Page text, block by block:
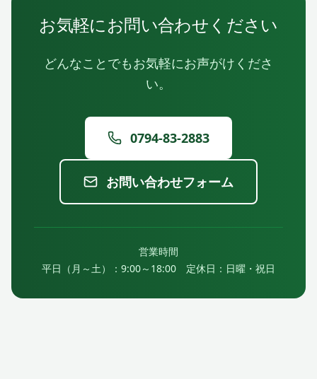
お気軽にお問い合わせください
どんなことでもお気軽にお声がけくださ
い。
0794-83-2883
お問い合わせフォーム
営業時間
平日（月～土）：9:00～18:00 定休日：日曜・祝日